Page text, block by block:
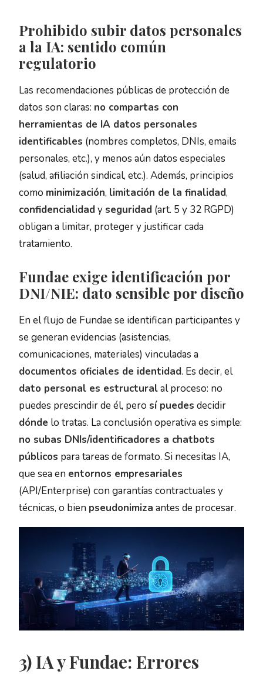
Prohibido subir datos personales
a la IA: sentido común
regulatorio
Las recomendaciones públicas de protección de
datos son claras: no compartas con
herramientas de IA datos personales
identificables (nombres completos, DNIs, emails
personales, etc.), y menos aún datos especiales
(salud, afiliación sindical, etc.). Además, principios
como minimización, limitación de la finalidad,
confidencialidadyseguridad (art. 5 y 32 RGPD)
obligan a limitar, proteger y justificar cada
tratamiento.
Fundae exige identificación por
DNI/NIE: dato sensible por diseño
En el flujo de Fundae se identifican participantes y
se generan evidencias (asistencias,
comunicaciones, materiales) vinculadas a
documentos oficiales de identidad. Es decir, el
dato personal es estructuralal proceso: no
puedes prescindir de él, pero sí puedes decidir
dónde lo tratas. La conclusión operativa es simple:
no subas DNIs/identificadores a chatbots
públicos para tareas de formato. Si necesitas IA,
que sea en entornos empresariales
(API/Enterprise) con garantías contractuales y
técnicas, o bien pseudonimiza antes de procesar.
3) IA y Fundae: Errores